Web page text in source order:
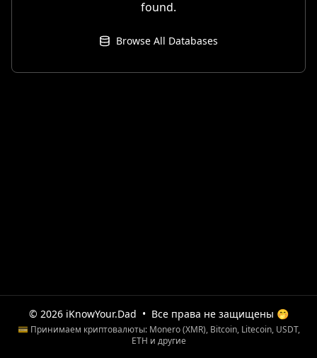
found.
Browse All Databases
© 2026 iKnowYour.Dad • Все права не защищены 🤭
💳 Принимаем криптовалюты: Monero (XMR), Bitcoin, Litecoin, USDT,
ETH и другие